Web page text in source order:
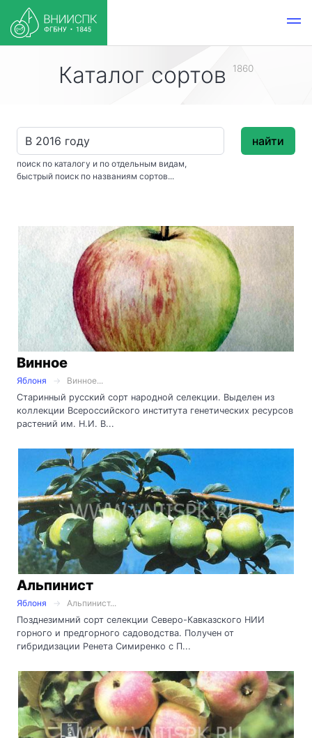
Каталог сортов 1860
поиск по каталогу и по отдельным видам,
быстрый поиск по названиям сортов...
найти
Винное
Яблоня
Винное...
Старинный русский сорт народной селекции. Выделен из
коллекции Всероссийского института генетических ресурсов
растений им. Н.И. В...
Альпинист
Яблоня
Альпинист...
Позднезимний сорт селекции Северо-Кавказского НИИ
горного и предгорного садоводства. Получен от
гибридизации Ренета Симиренко с П...